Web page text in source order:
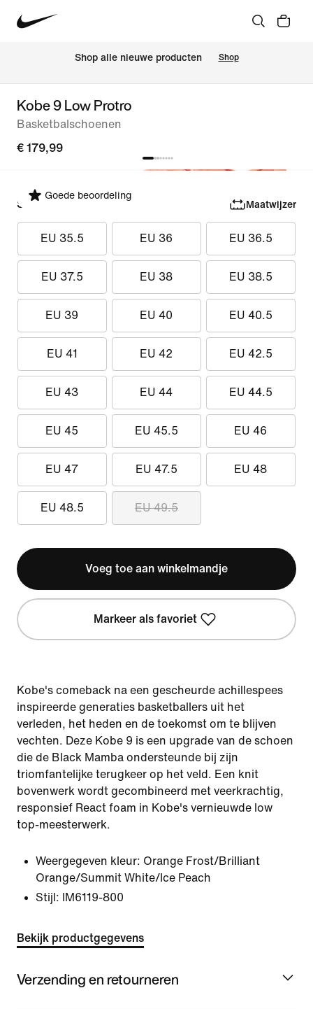
Shop alle nieuwe producten Shop
Kobe 9 Low Protro
Basketbalschoenen
€ 179,99
Goede beoordeling
Selecteer maat Maatwijzer
EU 35.5 EU 36 EU 36.5
EU 37.5 EU 38 EU 38.5
EU 39 EU 40 EU 40.5
EU 41 EU 42 EU 42.5
EU 43 EU 44 EU 44.5
EU 45 EU 45.5 EU 46
EU 47 EU 47.5 EU 48
EU 48.5 EU 49.5
Voeg toe aan winkelmandje
Markeer als favoriet
Kobe's comeback na een gescheurde achillespees
inspireerde generaties basketballers uit het
verleden, het heden en de toekomst om te blijven
vechten. Deze Kobe 9 is een upgrade van de schoen
die de Black Mamba ondersteunde bij zijn
triomfantelijke terugkeer op het veld. Een knit
bovenwerk wordt gecombineerd met veerkrachtig,
responsief React foam in Kobe's vernieuwde low
top-meesterwerk.
Weergegeven kleur: Orange Frost/Brilliant
Orange/Summit White/Ice Peach
Stijl:
IM6119-800
Bekijk productgegevens
Verzending en retourneren